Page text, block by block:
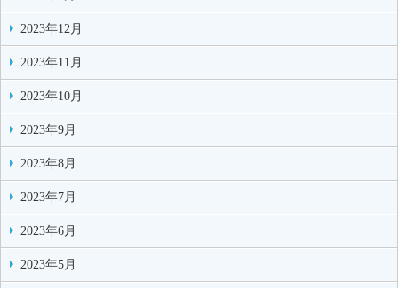
2023年12月
2023年11月
2023年10月
2023年9月
2023年8月
2023年7月
2023年6月
2023年5月